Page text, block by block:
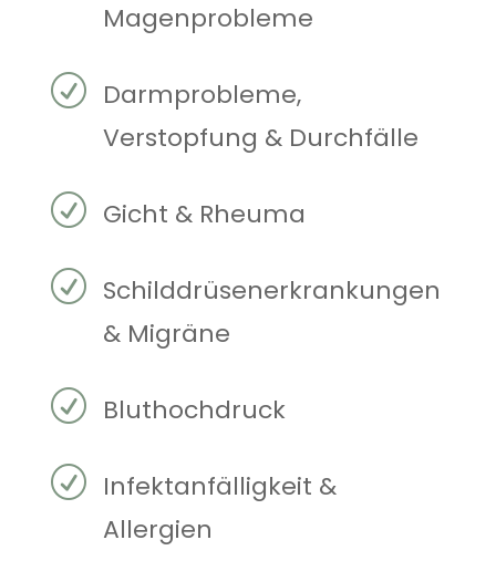
Magenprobleme
R Darmprobleme,
Verstopfung & Durchfälle
R Gicht & Rheuma
R Schilddrüsenerkrankungen
& Migräne
R Bluthochdruck
R Infektanfälligkeit &
Allergien